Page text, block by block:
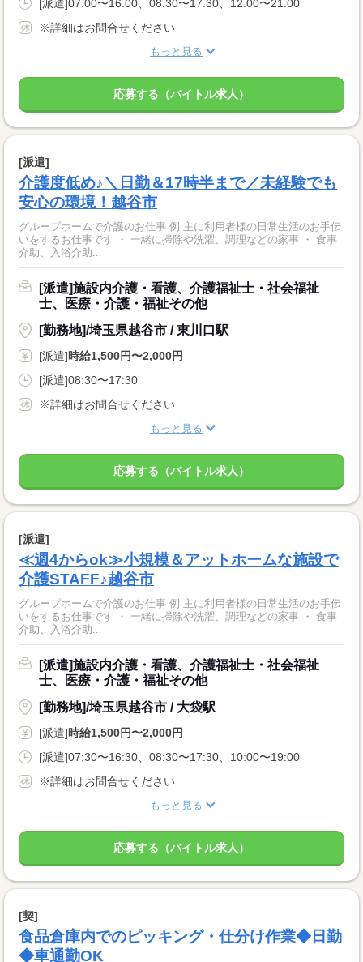
[派遣]07:00〜16:00、08:30〜17:30、12:00〜21:00
※詳細はお問合せください
もっと見る
応募する（バイトル求人）
[派遣]
介護度低め♪＼日勤＆17時半まで／未経験でも
安心の環境！越谷市
グループホームで介護のお仕事 例 主に利用者様の日常生活のお手伝
いをするお仕事です ・ 一緒に掃除や洗濯、調理などの家事 ・ 食事
介助、入浴介助...
[派遣]施設内介護・看護、介護福祉士・社会福祉
士、医療・介護・福祉その他
[勤務地]/埼玉県越谷市 / 東川口駅
[派遣]時給1,500円〜2,000円
[派遣]08:30〜17:30
※詳細はお問合せください
もっと見る
応募する（バイトル求人）
[派遣]
≪週4からok≫小規模＆アットホームな施設で
介護STAFF♪越谷市
グループホームで介護のお仕事 例 主に利用者様の日常生活のお手伝
いをするお仕事です ・ 一緒に掃除や洗濯、調理などの家事 ・ 食事
介助、入浴介助...
[派遣]施設内介護・看護、介護福祉士・社会福祉
士、医療・介護・福祉その他
[勤務地]/埼玉県越谷市 / 大袋駅
[派遣]時給1,500円〜2,000円
[派遣]07:30〜16:30、08:30〜17:30、10:00〜19:00
※詳細はお問合せください
もっと見る
応募する（バイトル求人）
[契]
食品倉庫内でのピッキング・仕分け作業◆日勤
◆車通勤OK